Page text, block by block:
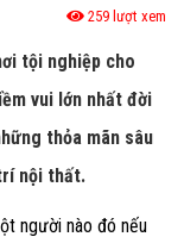
259 lượt xem
tội nghiệp cho
vui lớn nhất đời
thỏa mãn sâu
nội thất.
người nào đó nếu